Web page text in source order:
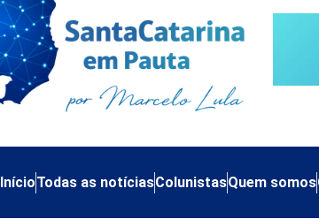
InícioTodas as notíciasColunistasQuem somos